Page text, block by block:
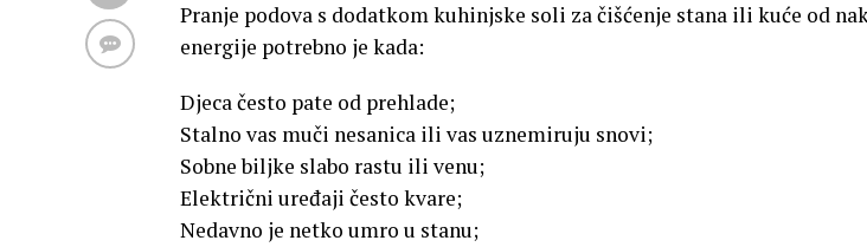
Pranje podova s ​​dodatkom kuhinjske soli za čišćenje stana ili kuće od
energije potrebno je kada:
Djeca često pate od prehlade;
Stalno vas muči nesanica ili vas uznemiruju snovi;
Sobne biljke slabo rastu ili venu;
Električni uređaji često kvare;
Nedavno je netko umro u stanu;